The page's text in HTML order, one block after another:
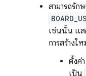
สามารถรัก
เช่นนั้น แส
การสร้างใ
ตั้งค่า
เป็น